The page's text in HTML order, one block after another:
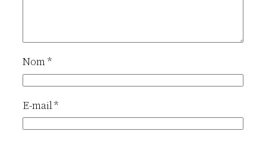
Nom*
E-mail*